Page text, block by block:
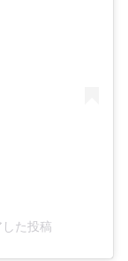
た投稿